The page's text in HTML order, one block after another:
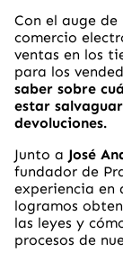
Con el auge
comercio
ventas en los
para los
saber sobre
estar
devoluciones.
Junto a José
fundador de
experiencia en
logramos
las leyes y
procesos de